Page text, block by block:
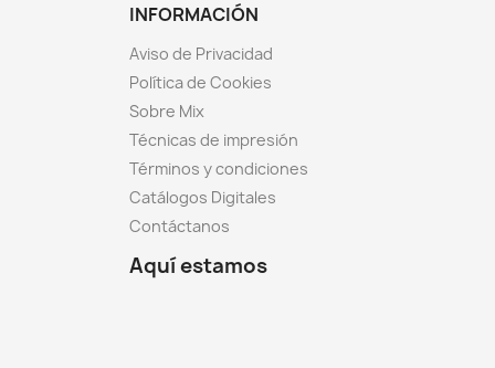
INFORMACIÓN
Aviso de Privacidad
Política de Cookies
Sobre Mix
Técnicas de impresión
Términos y condiciones
Catálogos Digitales
Contáctanos
Aquí estamos